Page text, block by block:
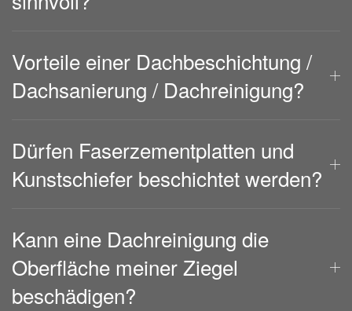
Vorteile einer Dachbeschichtung /
Dachsanierung / Dachreinigung?
Dürfen Faserzementplatten und
Kunstschiefer beschichtet werden?
Kann eine Dachreinigung die
Oberfläche meiner Ziegel
beschädigen?